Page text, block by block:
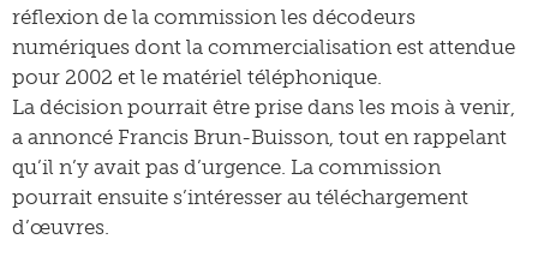
réflexion de la commission les décodeurs
numériques dont la commercialisation est attendue
pour 2002 et le matériel téléphonique.
La décision pourrait être prise dans les mois à venir,
a annoncé Francis Brun-Buisson, tout en rappelant
qu’il n’y avait pas d’urgence. La commission
pourrait ensuite s’intéresser au téléchargement
d’œuvres.